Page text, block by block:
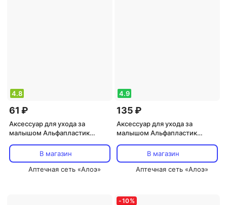
4.8
61 ₽
Аксессуар для ухода за
малышом Альфапластик
газоотводная №16 д/
новорожд
В магазин
Аптечная сеть «Алоэ»
4.9
135 ₽
Аксессуар для ухода за
малышом Альфапластик
газоотводная д/
новорожденных №17
В магазин
Аптечная сеть «Алоэ»
-10%